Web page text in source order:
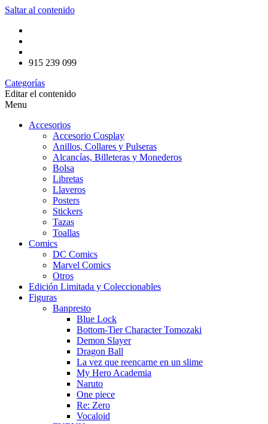
Saltar al contenido
915 239 099
Categorías
Editar el contenido
Menu
Accesorios
Accesorio Cosplay
Anillos, Collares y Pulseras
Alcancías, Billeteras y Monederos
Bolsa
Libretas
Llaveros
Posters
Stickers
Tazas
Toallas
Comics
DC Comics
Marvel Comics
Otros
Edición Limitada y Coleccionables
Figuras
Banpresto
Blue Lock
Bottom-Tier Character Tomozaki
Demon Slayer
Dragon Ball
La vez que reencarne en un slime
My Hero Academia
Naruto
One piece
Re: Zero
Vocaloid